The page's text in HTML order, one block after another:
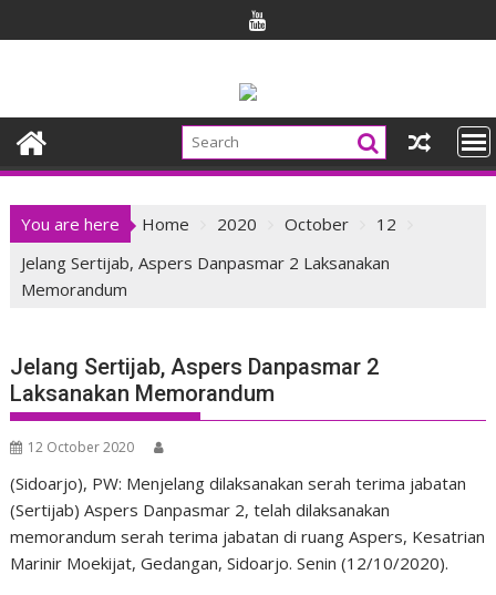
to
You are here Home 2020 October
12
Jelang Sertijab, Aspers Danpasmar 2 Laksanakan
Memorandum
Jelang Sertijab, Aspers Danpasmar 2
Laksanakan Memorandum
12 October 2020
(Sidoarjo), PW: Menjelang dilaksanakan serah terima jabatan
(Sertijab) Aspers Danpasmar 2, telah dilaksanakan
memorandum serah terima jabatan di ruang Aspers, Kesatrian
Marinir Moekijat, Gedangan, Sidoarjo. Senin (12/10/2020).